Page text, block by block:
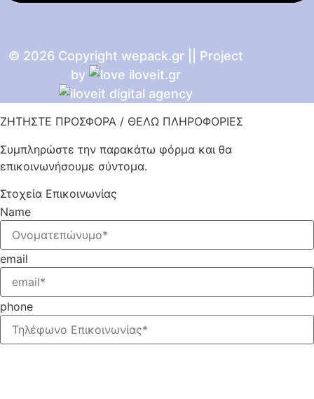
© 2026 Copyright wepack.gr || Project
by
iloveit.gr
ΖΗΤΗΣΤΕ ΠΡΟΣΦΟΡΑ / ΘΕΛΩ ΠΛΗΡΟΦΟΡΙΕΣ
Συμπληρώστε την παρακάτω φόρμα και θα
επικοινωνήσουμε σύντομα.
Στοχεία Επικοινωνίας
Name
email
phone